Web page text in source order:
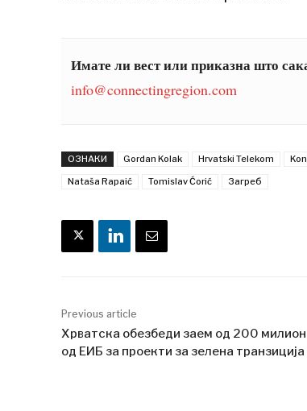
Имате ли вест или приказна што
info@connectingregion.com
ОЗНАКИ Gordan Kolak Hrvatski Telekom
Nataša Rapaić
Tomislav Ćorić Загреб
Previous article
Хрватска обезбеди заем од 200
од ЕИБ за проекти за зелена транзиција